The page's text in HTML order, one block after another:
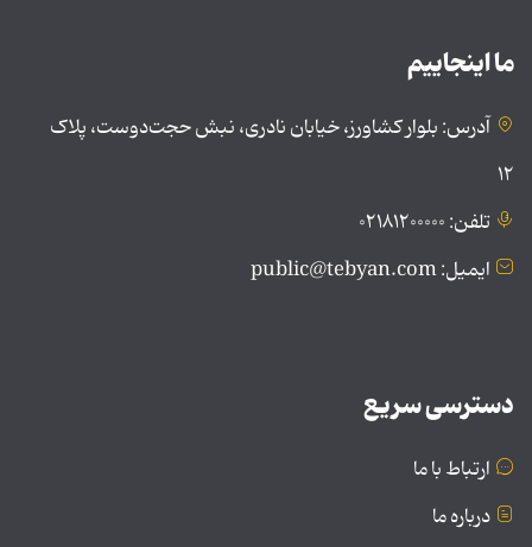
ما اینجاییم
آدرس: بلوار کشاورز، خیابان نادری، نبش حجت‌دوست، پلاک
۱۲
تلفن: ۰۲۱۸۱۲۰۰۰۰۰
ایمیل: public@tebyan.com
دسترسی سریع
ارتباط با ما
درباره ما